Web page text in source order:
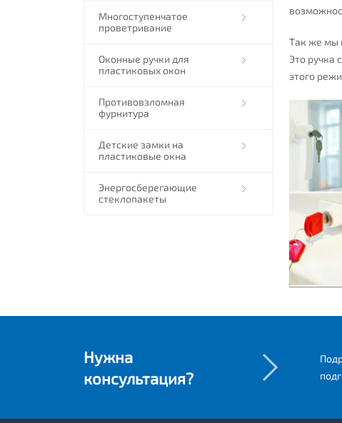
Многоступенчатое
проветривание
Оконные ручки для
пластиковых окон
Противовзломная
фурнитура
Детские замки на
пластиковые окна
Энергосберегающие
стеклопакеты
Так же мы
Это ручка
этого
Нужна
консультация?